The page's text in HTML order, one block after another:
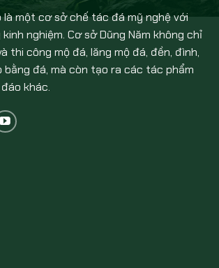
là một cơ sở chế tác đá mỹ nghệ với
nghiệm. Cơ sở Dũng Năm không chỉ
thi công mộ đá, lăng mộ đá, đền, đình,
bằng đá, mà còn tạo ra các tác phẩm
khác.